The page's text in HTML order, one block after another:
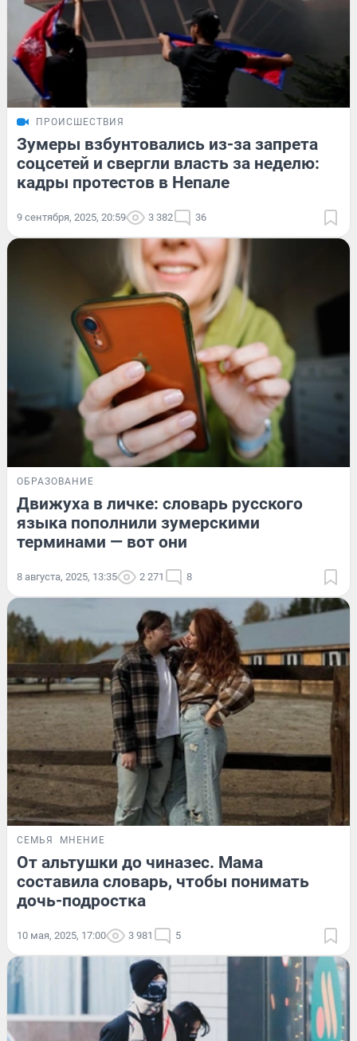
ПРОИСШЕСТВИЯ
Зумеры взбунтовались из-за запрета
соцсетей и свергли власть за неделю:
кадры протестов в Непале
9 сентября, 2025, 20:59 3 382 36
ОБРАЗОВАНИЕ
Движуха в личке: словарь русского
языка пополнили зумерскими
терминами — вот они
8 августа, 2025, 13:35 2 271 8
СЕМЬЯ МНЕНИЕ
От альтушки до чиназес. Мама
составила словарь, чтобы понимать
дочь-подростка
10 мая, 2025, 17:00 3 981 5